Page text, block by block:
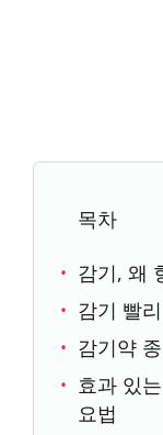
목차
감기, 왜
감기 빨
감기약
효과 있
요법